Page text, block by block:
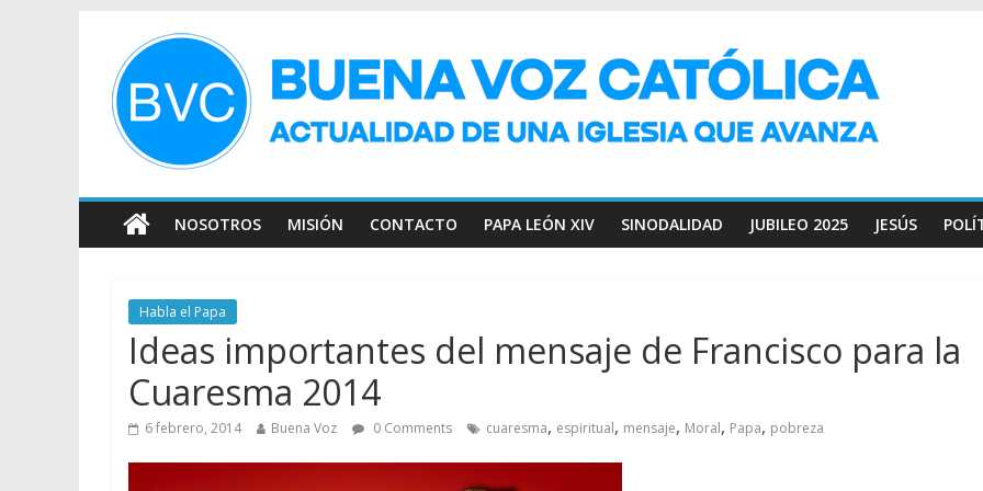
NOSOTROS MISIÓN CONTACTO PAPA LEÓN XIV SINODALIDAD JUBILEO 2025 JESÚS
Habla el Papa
Ideas importantes del mensaje de Francisco para la
Cuaresma 2014
6 febrero, 2014 Buena Voz 0 Comments cuaresma, espiritual, mensaje, Moral, Papa, pobreza